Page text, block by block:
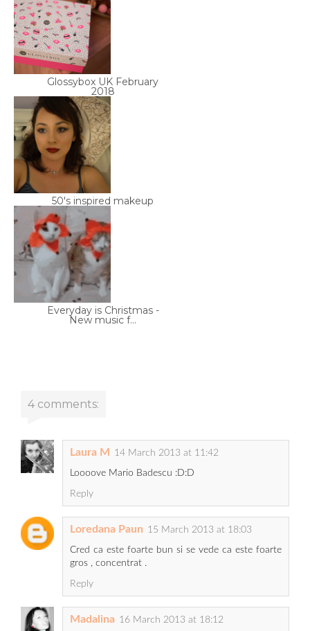
Glossybox UK February
2018
50's inspired makeup
Everyday is Christmas -
New music f...
4 comments:
Laura M 14 March 2013 at 11:42
Loooove Mario Badescu :D:D
Reply
Loredana Paun 15 March 2013 at 18:03
Cred ca este foarte bun si se vede ca este foarte
gros , concentrat .
Reply
Madalina 16 March 2013 at 18:12